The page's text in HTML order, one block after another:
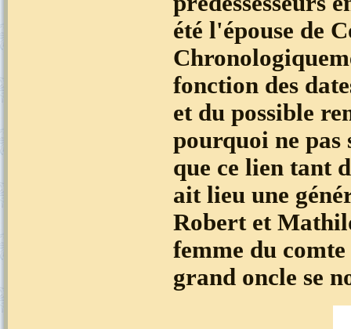
été l'épouse de
fonction des
et du possible
pourquoi ne pas
que ce lien tant
ait lieu une
Robert et
femme du
grand oncle se